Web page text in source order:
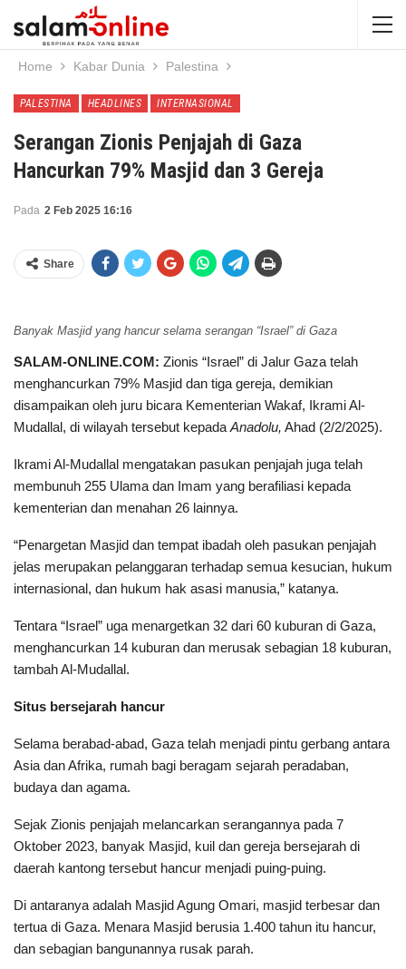
Home Kabar Dunia Palestina
PALESTINA HEADLINES INTERNASIONAL
Serangan Zionis Penjajah di Gaza
Hancurkan 79% Masjid dan 3 Gereja
Pada 2 Feb 2025 16:16
Share
Banyak Masjid yang hancur selama serangan “Israel” di Gaza
SALAM-ONLINE.COM: Zionis “Israel” di Jalur Gaza telah
menghancurkan 79% Masjid dan tiga gereja, demikian
disampaikan oleh juru bicara Kementerian Wakaf, Ikrami Al-
Mudallal, di wilayah tersebut kepada Anadolu, Ahad (2/2/2025).
Ikrami Al-Mudallal mengatakan pasukan penjajah juga telah
membunuh 255 Ulama dan Imam yang berafiliasi kepada
kementerian dan menahan 26 lainnya.
“Penargetan Masjid dan tempat ibadah oleh pasukan penjajah
jelas merupakan pelanggaran terhadap semua kesucian, hukum
internasional, dan hukum hak asasi manusia,” katanya.
Tentara “Israel” uga menargetkan 32 dari 60 kuburan di Gaza,
menghancurkan 14 kuburan dan merusak sebagian 18 kuburan,
tambah Al-Mudallal.
Situs bersejarah hancur
Selama berabad-abad, Gaza telah menjadi pintu gerbang antara
Asia dan Afrika, rumah bagi beragam sejarah peradaban,
budaya dan agama.
Sejak Zionis penjajah melancarkan serangannya pada 7
Oktober 2023, banyak Masjid, kuil dan gereja bersejarah di
daerah kantong tersebut hancur menjadi puing-puing.
Di antaranya adalah Masjid Agung Omari, masjid terbesar dan
tertua di Gaza. Menara Masjid berusia 1.400 tahun itu hancur,
dan sebagian bangunannya rusak parah.